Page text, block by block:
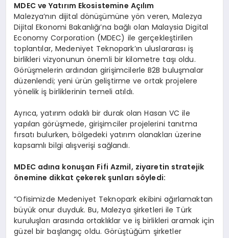
MDEC ve Yatırım Ekosistemine Açılım
Malezya’nın dijital dönüşümüne yön veren, Malezya
Dijital Ekonomi Bakanlığı’na bağlı olan Malaysia Digital
Economy Corporation (MDEC) ile gerçekleştirilen
toplantılar, Medeniyet Teknopark’ın uluslararası iş
birlikleri vizyonunun önemli bir kilometre taşı oldu.
Görüşmelerin ardından girişimcilerle B2B buluşmalar
düzenlendi; yeni ürün geliştirme ve ortak projelere
yönelik iş birliklerinin temeli atıldı.
Ayrıca, yatırım odaklı bir durak olan Hasan VC ile
yapılan görüşmede, girişimciler projelerini tanıtma
fırsatı bulurken, bölgedeki yatırım olanakları üzerine
kapsamlı bilgi alışverişi sağlandı.
MDEC adına konuşan Fifi Azmil, ziyaretin stratejik
önemine dikkat çekerek şunları söyledi:
“Ofisimizde Medeniyet Teknopark ekibini ağırlamaktan
büyük onur duyduk. Bu, Malezya şirketleri ile Türk
kuruluşları arasında ortaklıklar ve iş birlikleri aramak için
güzel bir başlangıç oldu. Görüştüğüm şirketler